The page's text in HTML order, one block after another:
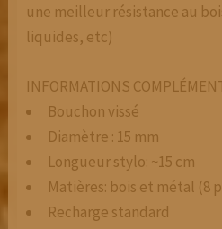
une meilleur résistance au
liquides, etc)
INFORMATIONS
Bouchon vissé
Diamètre : 15 mm
Longueur stylo: ~15 cm
Matières: bois et métal (8
Recharge standard